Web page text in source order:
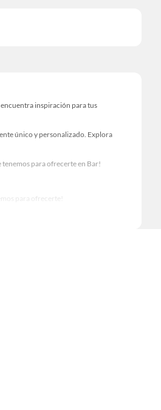
inspiración para tus
único y personalizado. Explora
tenemos para ofrecerte en Bar!
para ofrecerte!
¡Visítanos y haz tus ideas